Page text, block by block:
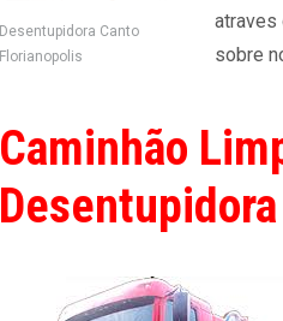
Desentupidora Canto
Florianopolis
atraves
sobre
Caminhão